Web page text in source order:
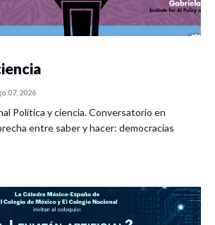
07, 2026
Política y ciencia. Conversatorio en
entre saber y hacer: democracias